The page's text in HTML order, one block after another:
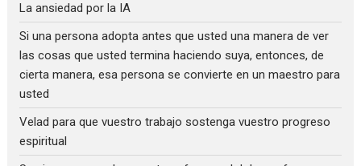
La ansiedad por la IA
Si una persona adopta antes que usted una manera de ver
las cosas que usted termina haciendo suya, entonces, de
cierta manera, esa persona se convierte en un maestro para
usted
Velad para que vuestro trabajo sostenga vuestro progreso
espiritual